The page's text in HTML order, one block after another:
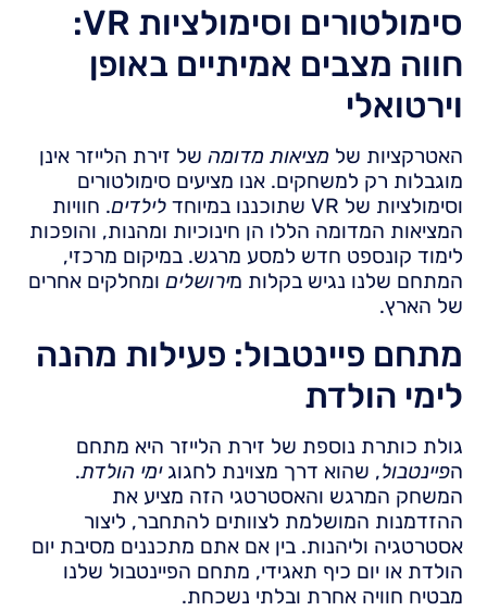
סימולטורים וסימולציות VR:
חווה מצבים אמיתיים באופן
וירטואלי
האטרקציות שלמציאות מדומה של זירת הלייזר אינן
מוגבלות רק למשחקים. אנו מציעים סימולטורים
וסימולציות של VR שתוכננו במיוחד
לילדים. חוויות
המציאות המדומה הללו הן חינוכיות ומהנות, והופכות
לימוד קונספט חדש למסע מרגש. במיקום מרכזי,
המתחם שלנו נגיש בקלות מירושלים ומחלקים אחרים
של הארץ.
מתחם פיינטבול: פעילות מהנה
לימי הולדת
גולת כותרת נוספת של זירת הלייזר היא מתחם
הפיינטבול, שהוא דרך מצוינת לחגוגימי הולדת.
המשחק המרגש והאסטרטגי הזה מציע את
ההזדמנות המושלמת לצוותים להתחבר, ליצור
אסטרטגיה וליהנות. בין אם אתם מתכננים מסיבת יום
הולדת או יום כיף תאגידי, מתחם הפיינטבול שלנו
מבטיח חוויה אחרת ובלתי נשכחת.